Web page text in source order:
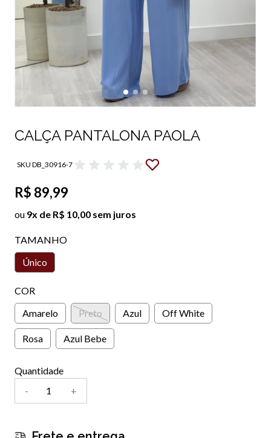
CALÇA PANTALONA PAOLA
SKU DB_30916-7
R$ 89,99
ou 9x de R$ 10,00 sem juros
TAMANHO
Único
COR
Amarelo
Preto Azul Off White
Rosa Azul Bebe
Quantidade
-
+